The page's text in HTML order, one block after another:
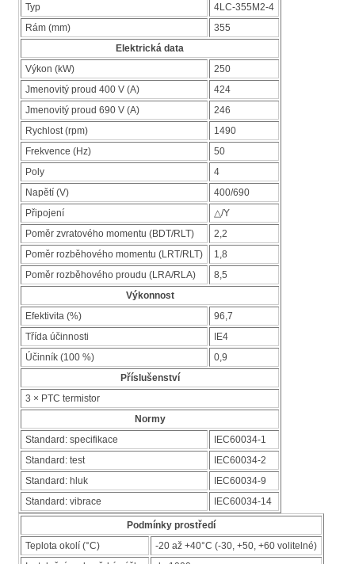
Typ
4LC-355M2-4
Rám (mm)
355
Elektrická data
Výkon (kW)
250
Jmenovitý proud 400 V (A)
424
Jmenovitý proud 690 V (A)
246
Rychlost (rpm)
1490
Frekvence (Hz)
50
Poly
4
Napětí (V)
400/690
Připojení
△/Y
Poměr zvratového momentu (BDT/RLT)
2,2
Poměr rozběhového momentu (LRT/RLT)
1,8
Poměr rozběhového proudu (LRA/RLA)
8,5
Výkonnost
Efektivita (%)
96,7
Třída účinnosti
IE4
Účinník (100 %)
0,9
Příslušenství
3 × PTC termistor
Normy
Standard: specifikace
IEC60034-1
Standard: test
IEC60034-2
Standard: hluk
IEC60034-9
Standard: vibrace
IEC60034-14
Podmínky prostředí
Teplota okolí (°C)
-20 až +40°C (-30, +50, +60 volitelné)